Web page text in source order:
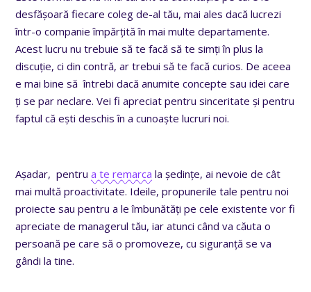
desfășoară fiecare coleg de-al tău, mai ales dacă lucrezi
într-o companie împărțită în mai multe departamente.
Acest lucru nu trebuie să te facă să te simți în plus la
discuție, ci din contră, ar trebui să te facă curios. De aceea
e mai bine să întrebi dacă anumite concepte sau idei care
ți se par neclare. Vei fi apreciat pentru sinceritate și pentru
faptul că ești deschis în a cunoaște lucruri noi.
Așadar, pentrua te remarca la ședințe, ai nevoie de cât
mai multă proactivitate. Ideile, propunerile tale pentru noi
proiecte sau pentru a le îmbunătăți pe cele existente vor fi
apreciate de managerul tău, iar atunci când va căuta o
persoană pe care să o promoveze, cu siguranță se va
gândi la tine.